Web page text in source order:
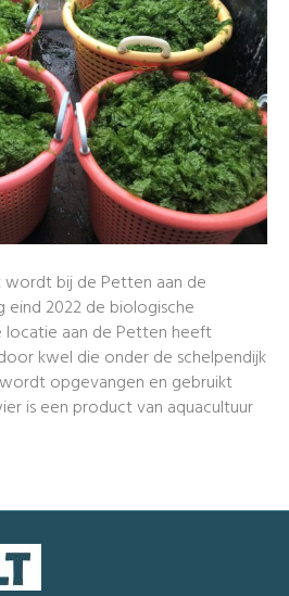
bij de Petten aan de
2022 de biologische
locatie aan de Petten heeft
kwel die onder de schelpendijk
opgevangen en gebruikt
is een product van aquacultuur